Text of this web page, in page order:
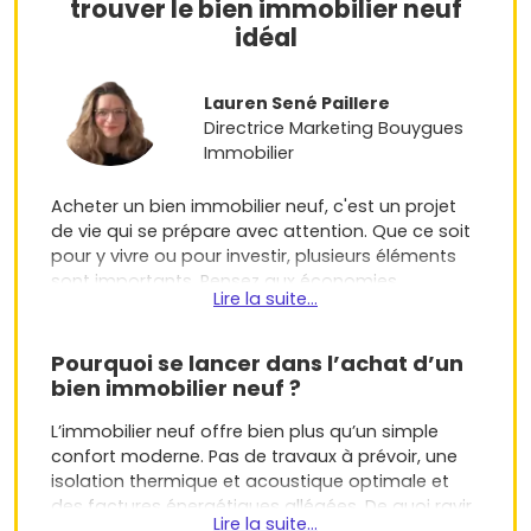
trouver le bien immobilier neuf
idéal
Lauren Sené Paillere
Directrice Marketing Bouygues
Immobilier
Acheter un bien immobilier neuf, c'est un projet
de vie qui se prépare avec attention. Que ce soit
pour y vivre ou pour investir, plusieurs éléments
sont importants. Pensez aux économies
d’énergie, aux garanties des constructeurs et aux
qui rendent le neuf particulièrement attractif.
Découvrez nos conseils pratiques pour avancer
immobilier.
Lire la suite...
Pourquoi se lancer dans l’achat d’un
bien immobilier neuf ?
L’immobilier neuf offre bien plus qu’un simple
confort moderne. Pas de travaux à prévoir, une
isolation thermique et acoustique optimale et
des factures énergétiques allégées. De quoi ravir
Lire la suite...